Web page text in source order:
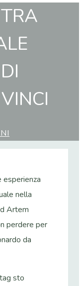
esperienza
nella
Artem
perdere per
da
sto